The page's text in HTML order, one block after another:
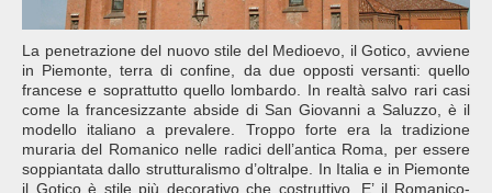
La penetrazione del nuovo stile del Medioevo, il Gotico, avviene
in Piemonte, terra di confine, da due opposti versanti: quello
francese e soprattutto quello lombardo. In realtà salvo rari casi
come la francesizzante abside di San Giovanni a Saluzzo, è il
modello italiano a prevalere. Troppo forte era la tradizione
muraria del Romanico nelle radici dell’antica Roma, per essere
soppiantata dallo strutturalismo d’oltralpe. In Italia e in Piemonte
il Gotico è stile più decorativo che costruttivo. E’ il Romanico-